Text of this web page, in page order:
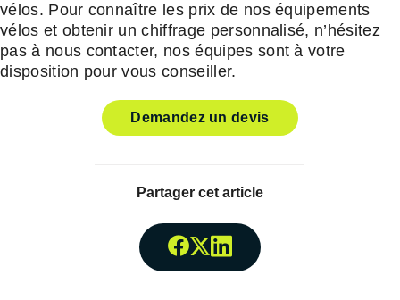
vélos. Pour connaître les prix de nos équipements
vélos et obtenir un chiffrage personnalisé, n’hésitez
pas à nous contacter, nos équipes sont à votre
disposition pour vous conseiller.
Demandez un devis
Partager cet article
Partager surFacebook
Partager surTwitter
Partager